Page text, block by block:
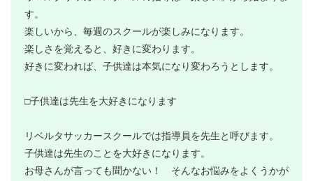
す。
楽しいから、毎週のスクールが楽しみになります。
楽しさを覚えると、好きに変わります。
好きに変われば、子供達は本気になり変わろうとします。
□子供達は先生を大好きになります
リベルタサッカースクールでは指導員を先生と呼びます。
子供達は先生のことを大好きになります。
お母さんが言っても聞かない！ そんなお悩みをよくうかが